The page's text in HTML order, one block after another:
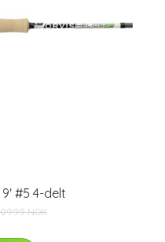
#5 4-delt
NOK